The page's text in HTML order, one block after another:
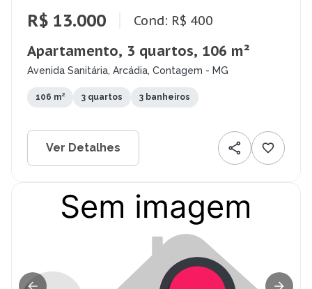
R$ 13.000 Cond: R$ 400
Apartamento, 3 quartos, 106 m²
Avenida Sanitária, Arcádia, Contagem - MG
106 m² 3 quartos 3 banheiros
Ver Detalhes